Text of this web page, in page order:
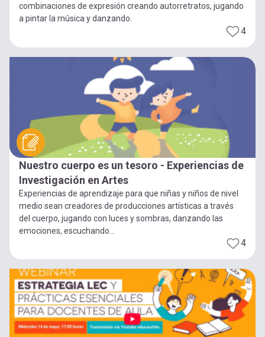
combinaciones de expresión creando autorretratos, jugando
a pintar la música y danzando.
4
Nuestro cuerpo es un tesoro - Experiencias de
Investigación en Artes
Experiencias de aprendizaje para que niñas y niños de nivel
medio sean creadores de producciones artísticas a través
del cuerpo, jugando con luces y sombras, danzando las
emociones, escuchando...
4